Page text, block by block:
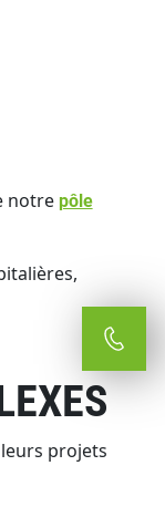
notre pôle
projets